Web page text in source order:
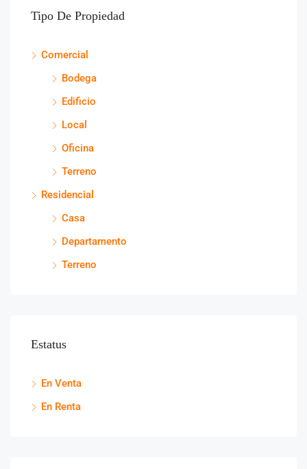
Tipo De Propiedad
Comercial
Bodega
Edificio
Local
Oficina
Terreno
Residencial
Casa
Departamento
Terreno
Estatus
En Venta
En Renta